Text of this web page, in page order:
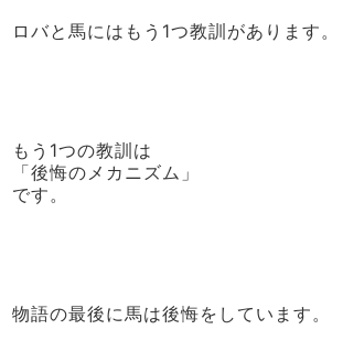
ロバと馬にはもう1つ教訓があります。
もう1つの教訓は
「後悔のメカニズム」
です。
物語の最後に馬は後悔をしています。